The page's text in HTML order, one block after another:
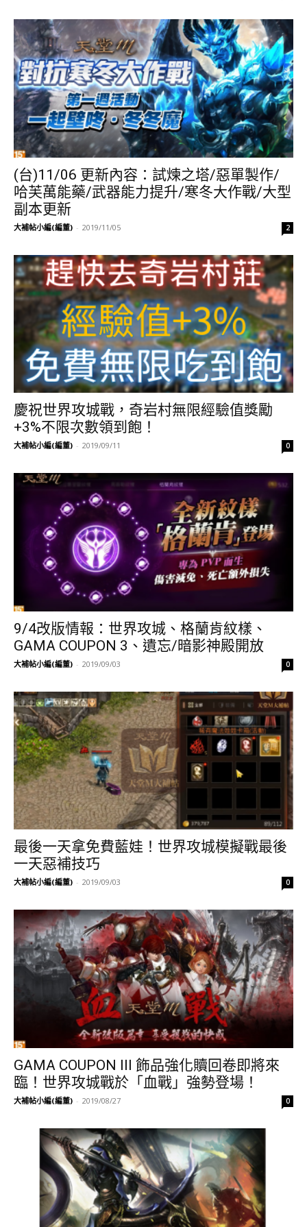
(台)11/06 更新內容：試煉之塔/惡單製作/
哈芙萬能藥/武器能力提升/寒冬大作戰/大型
副本更新
大補帖小編(編董) - 2019/11/05 2
慶祝世界攻城戰，奇岩村無限經驗值獎勵
+3%不限次數領到飽！
大補帖小編(編董) - 2019/09/11 0
9/4改版情報：世界攻城、格蘭肯紋樣、
GAMA COUPON 3、遺忘/暗影神殿開放
大補帖小編(編董) - 2019/09/03 0
最後一天拿免費藍娃！世界攻城模擬戰最後
一天惡補技巧
大補帖小編(編董) - 2019/09/03 0
GAMA COUPON III 飾品強化贖回卷即將來
臨！世界攻城戰於「血戰」強勢登場！
大補帖小編(編董) - 2019/08/27 0